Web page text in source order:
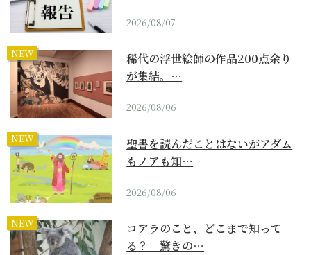
2026/08/07
NEW
稀代の浮世絵師の作品200点余り
が集結。…
2026/08/06
NEW
聖書を読んだことはないがアダム
もノアも知…
2026/08/06
NEW
コアラのこと、どこまで知って
る？ 驚きの…